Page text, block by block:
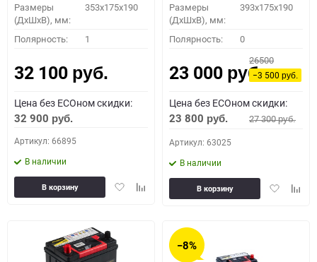
Размеры
(ДхШхВ), мм:
353x175x190
Полярность: 1
32 100 руб.
Цена без ECOном скидки:
32 900 руб.
Артикул: 66895
В наличии
ДобавитьДобавить
В корзину
Размеры
(ДхШхВ), мм:
393x175x190
Полярность: 0
23 000 руб.
26500
−3 500руб.
Цена без ECOном скидки:
23 800 руб. 27 300руб.
Артикул: 63025
В наличии
Добавить
В корзину
−8%